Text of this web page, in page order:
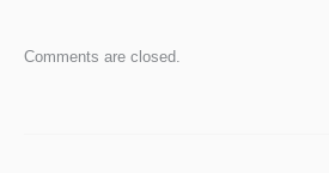
Comments are closed.